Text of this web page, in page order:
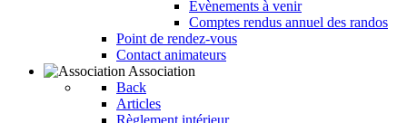
Evènements à venir
Comptes rendus annuel des randos
Point de rendez-vous
Contact animateurs
Association
Back
Articles
Règlement intérieur